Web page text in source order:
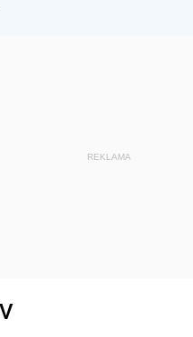
REKLAMA